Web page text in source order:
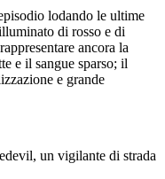
lodando le ultime
di rosso e di
ancora la
e il sangue sparso; il
e grande
un vigilante di strada